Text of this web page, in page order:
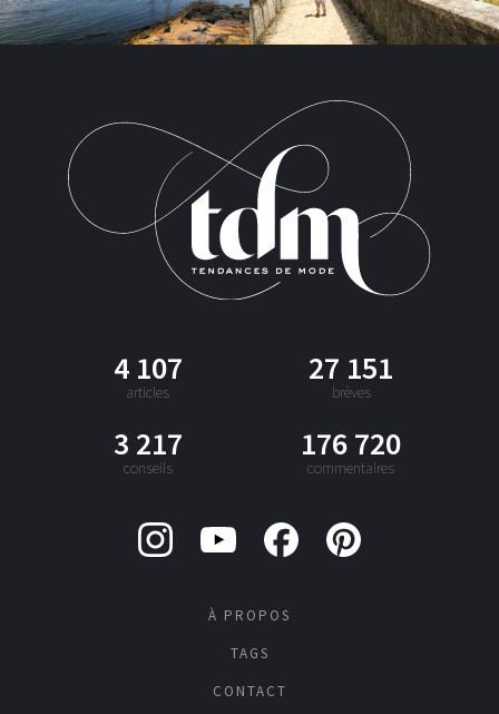
4 107
articles
27 151
brèves
3 217
conseils
176 720
commentaires
À PROPOS
TAGS
CONTACT